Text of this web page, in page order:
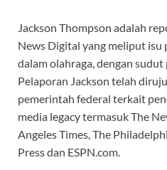
Jackson Thompson adalah
News Digital yang meliput
dalam olahraga, dengan
Pelaporan Jackson telah
pemerintah federal terkait
media legacy termasuk The
Angeles Times, The
Press dan ESPN.com.